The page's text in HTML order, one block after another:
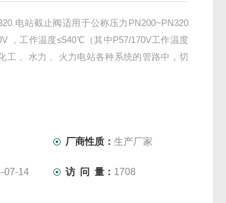
电站截止阀适用于公称压力PN200~PN320
，工作温度≤540℃（其中P57/170V工作温度
工 、水力 、火力电站各种系统的管路中，切
厂商性质：生产厂家
07-14 访 问 量： 1708